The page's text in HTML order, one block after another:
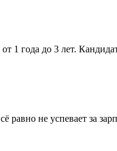
1 года до 3 лет.
равно не успевает за